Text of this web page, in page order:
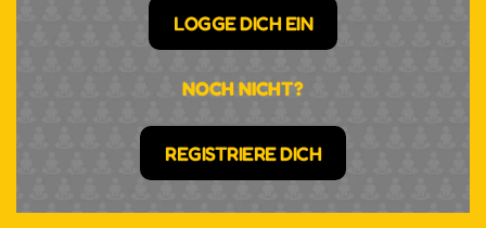
LOGGE DICH EIN
NOCH NICHT?
REGISTRIERE DICH